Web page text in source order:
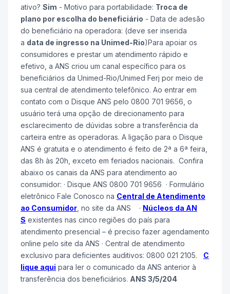
ativo? Sim - Motivo para portabilidade: Troca de
plano por escolha do beneficiário - Data de adesão
do beneficiário na operadora: (deve ser inserida
a data de ingresso na Unimed-Rio)Para apoiar os
consumidores e prestar um atendimento rápido e
efetivo, a ANS criou um canal específico para os
beneficiários da Unimed-Rio/Unimed Ferj por meio de
sua central de atendimento telefônico. Ao entrar em
contato com o Disque ANS pelo 0800 701 9656, o
usuário terá uma opção de direcionamento para
esclarecimento de dúvidas sobre a transferência da
carteira entre as operadoras. A ligação para o Disque
ANS é gratuita e o atendimento é feito de 2ª a 6ª feira,
das 8h às 20h, exceto em feriados nacionais. Confira
abaixo os canais da ANS para atendimento ao
consumidor: · Disque ANS 0800 701 9656 · Formulário
eletrônico Fale Conosco na Central de Atendimento
ao Consumidor , no site da ANS · Núcleos da AN
S existentes nas cinco regiões do país para
atendimento presencial – é preciso fazer agendamento
online pelo site da ANS · Central de atendimento
exclusivo para deficientes auditivos: 0800 021 2105. C
lique aqui para ler o comunicado da ANS anterior à
transferência dos beneficiários. ANS 3/5/204